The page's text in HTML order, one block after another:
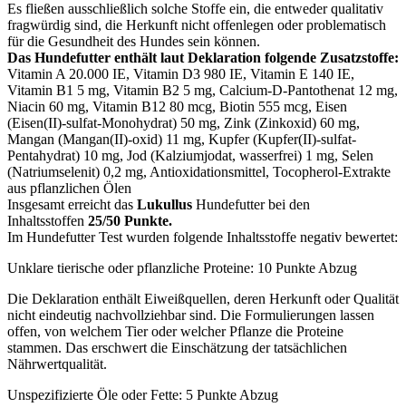
Es fließen ausschließlich solche Stoffe ein, die entweder qualitativ
fragwürdig sind, die Herkunft nicht offenlegen oder problematisch
für die Gesundheit des Hundes sein können.
Das Hundefutter enthält laut Deklaration folgende Zusatzstoffe:
Vitamin A 20.000 IE, Vitamin D3 980 IE, Vitamin E 140 IE,
Vitamin B1 5 mg, Vitamin B2 5 mg, Calcium-D-Pantothenat 12 mg,
Niacin 60 mg, Vitamin B12 80 mcg, Biotin 555 mcg, Eisen
(Eisen(II)-sulfat-Monohydrat) 50 mg, Zink (Zinkoxid) 60 mg,
Mangan (Mangan(II)-oxid) 11 mg, Kupfer (Kupfer(II)-sulfat-
Pentahydrat) 10 mg, Jod (Kalziumjodat, wasserfrei) 1 mg, Selen
(Natriumselenit) 0,2 mg, Antioxidationsmittel, Tocopherol-Extrakte
aus pflanzlichen Ölen
Insgesamt erreicht das Lukullus Hundefutter bei den
Inhaltsstoffen 25/50 Punkte.
Im Hundefutter Test wurden folgende Inhaltsstoffe negativ bewertet:
Unklare tierische oder pflanzliche Proteine: 10 Punkte Abzug
Die Deklaration enthält Eiweißquellen, deren Herkunft oder Qualität
nicht eindeutig nachvollziehbar sind. Die Formulierungen lassen
offen, von welchem Tier oder welcher Pflanze die Proteine
stammen. Das erschwert die Einschätzung der tatsächlichen
Nährwertqualität.
Unspezifizierte Öle oder Fette: 5 Punkte Abzug